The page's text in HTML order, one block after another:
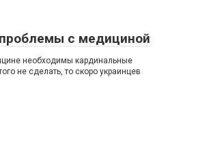
с медициной
необходимы кардинальные
не сделать, то скоро украинцев